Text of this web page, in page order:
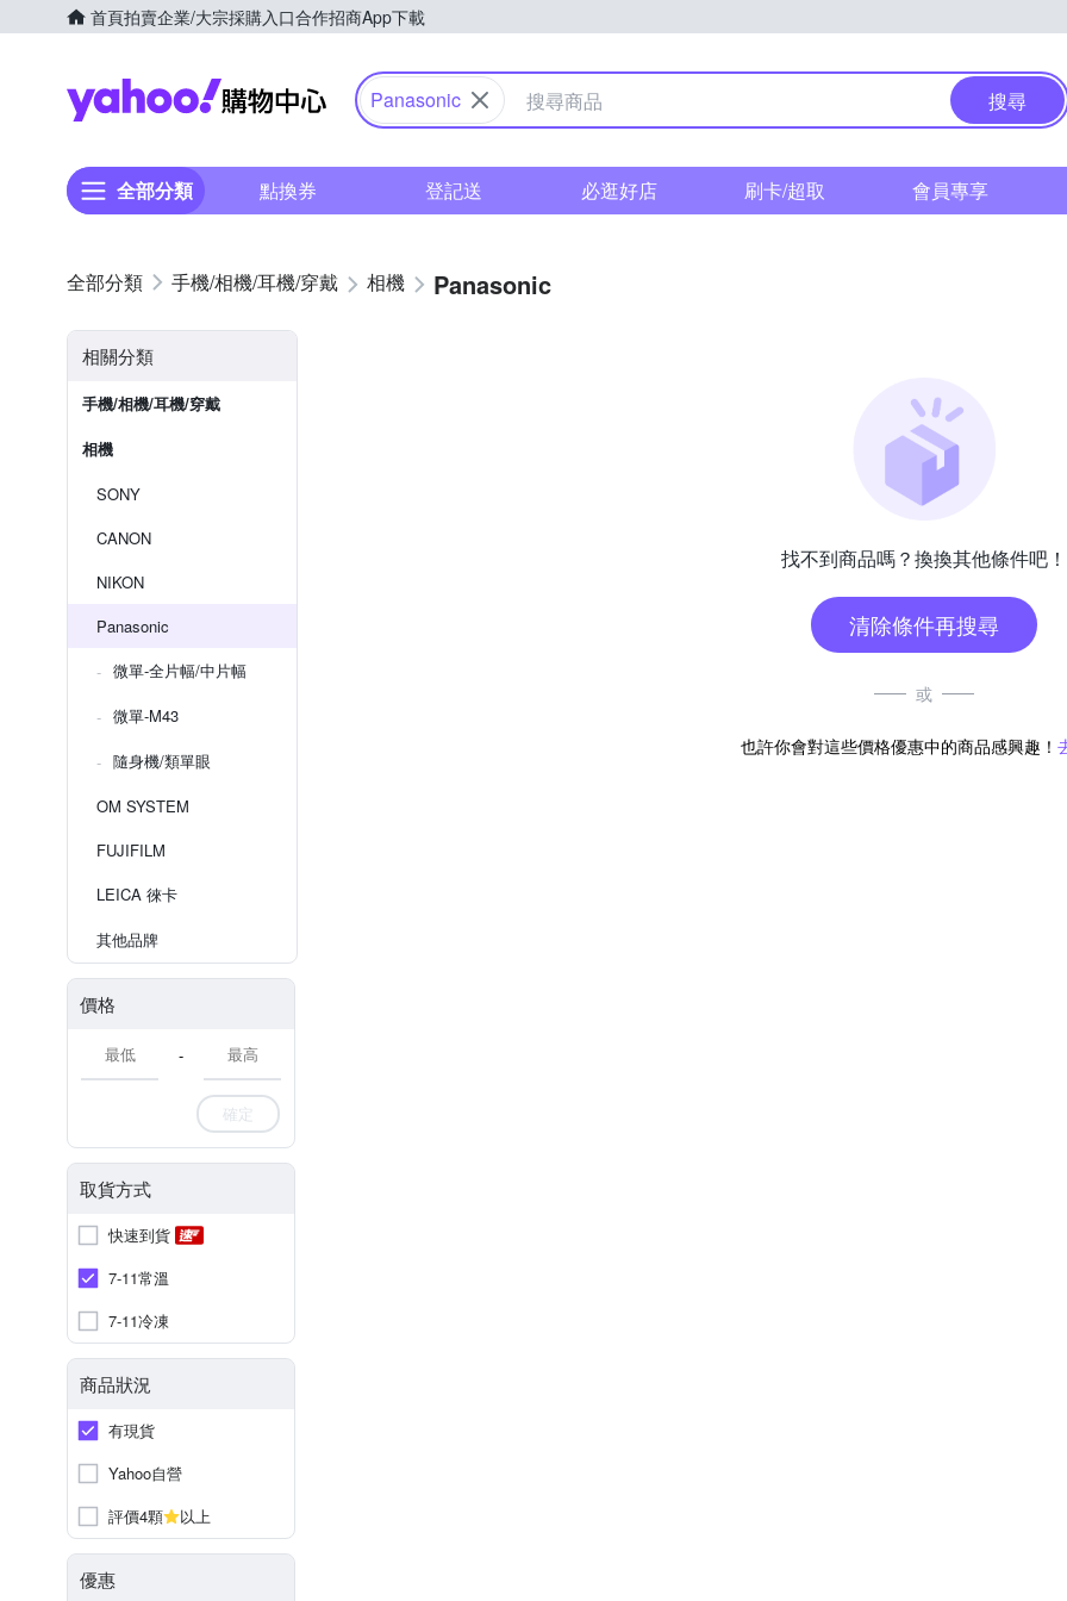
首頁拍賣企業/大宗採購入口合作招商App下載
Yahoo購物中心
Panasonic 搜尋
全部分類 點換券 登記送 必逛好店 刷卡/超取 會員專享
手機/相機/耳機/穿戴 相機 Panasonic
相關分類
手機/相機/耳機/穿戴
相機
SONY
CANON
NIKON
Panasonic
微單-全片幅/中片幅
微單-M43
隨身機/類單眼
OM SYSTEM
FUJIFILM
LEICA 徠卡
其他品牌
價格
-
確定
取貨方式
快速到貨
7-11常溫
7-11冷凍
商品狀況
有現貨
Yahoo自營
評價4顆
以上
優惠
找不到商品嗎？換換其他條件吧！
清除條件再搜尋
或
也許你會對這些價格優惠中的商品感興趣！